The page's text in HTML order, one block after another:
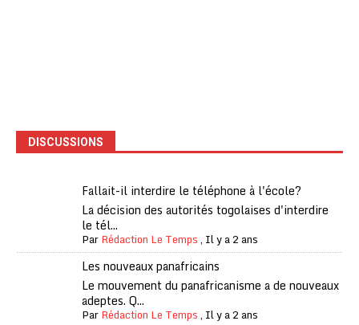
DISCUSSIONS
Fallait-il interdire le téléphone à l'école?
La décision des autorités togolaises d'interdire
le tél...
ParRédaction Le Temps, Il y a 2 ans
Les nouveaux panafricains
Le mouvement du panafricanisme a de nouveaux
adeptes. Q...
ParRédaction Le Temps, Il y a 2 ans